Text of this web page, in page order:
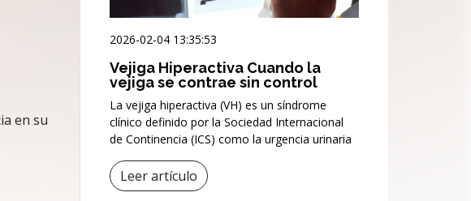
en su
2026-02-04 13:35:53
Vejiga Hiperactiva Cuando la
vejiga se contrae sin control
La vejiga hiperactiva (VH) es un síndrome
clínico definido por la Sociedad Internacional
de Continencia (ICS) como la urgencia urinaria
Leer artículo